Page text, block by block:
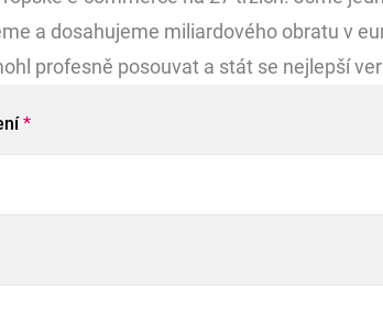
a dosahujeme miliardového obratu v
profesně posouvat a stát se nejlepší
*